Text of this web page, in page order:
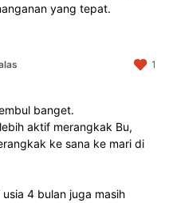
yang tepat.
1
banget.
aktif merangkak Bu,
ke sana ke mari di
4 bulan juga masih